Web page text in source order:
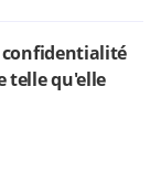
confidentialité
telle qu'elle